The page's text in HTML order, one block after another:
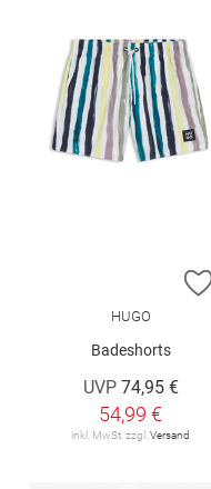
HUGO
Badeshorts
UVP 74,95 €
54,99 €
inkl. MwSt. zzgl.Versand